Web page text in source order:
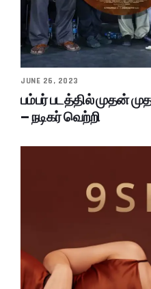
JUNE 26, 2023
பம்பர் படத்தில் முதன்
– நடிகர் வெற்றி